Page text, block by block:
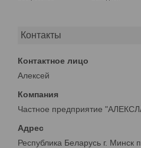
Контакты
Алексей
Частное предприятие
Республика Беларусь г. Минск